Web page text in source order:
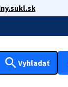
search Vyhľadať